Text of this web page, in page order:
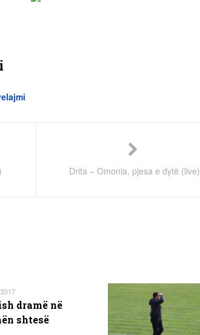
Drita – Omonia, pjesa e dytë (live)
dramë në
shtesë